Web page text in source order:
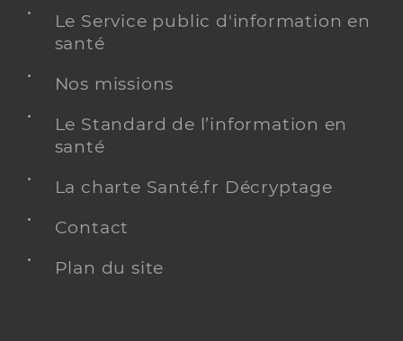
Le Service public d'information en
santé
Nos missions
Le Standard de l’information en
santé
La charte Santé.fr Décryptage
Contact
Plan du site